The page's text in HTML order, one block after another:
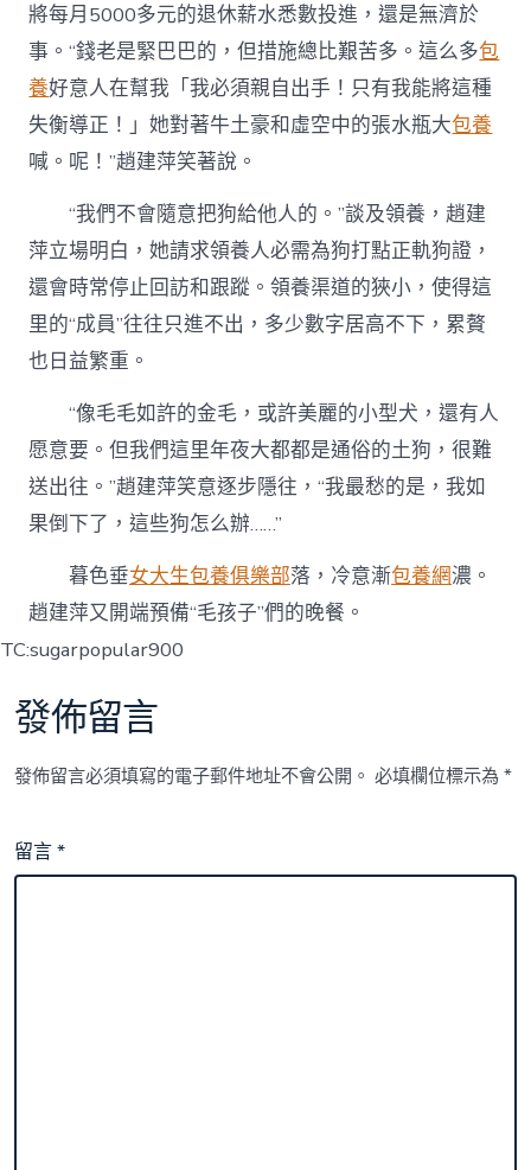
將每月5000多元的退休薪水悉數投進，還是無濟於
事。“錢老是緊巴巴的，但措施總比艱苦多。這么多包
養好意人在幫我「我必須親自出手！只有我能將這種
失衡導正！」她對著牛土豪和虛空中的張水瓶大包養
喊。呢！”趙建萍笑著說。
“我們不會隨意把狗給他人的。”談及領養，趙建
萍立場明白，她請求領養人必需為狗打點正軌狗證，
還會時常停止回訪和跟蹤。領養渠道的狹小，使得這
里的“成員”往往只進不出，多少數字居高不下，累贅
也日益繁重。
“像毛毛如許的金毛，或許美麗的小型犬，還有人
愿意要。但我們這里年夜大都都是通俗的土狗，很難
送出往。”趙建萍笑意逐步隱往，“我最愁的是，我如
果倒下了，這些狗怎么辦……”
暮色垂女大生包養俱樂部落，冷意漸包養網濃。
趙建萍又開端預備“毛孩子”們的晚餐。
TC:sugarpopular900
發佈留言
發佈留言必須填寫的電子郵件地址不會公開。 必填欄位標示為*
留言*